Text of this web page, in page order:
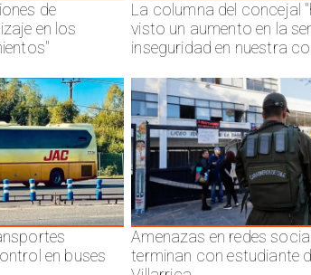
de
en los
La columna del concejal
visto un aumento en la
inseguridad en nuestra
en buses
Amenazas en redes
terminan con estudiante